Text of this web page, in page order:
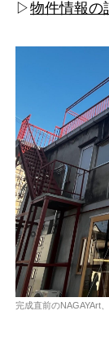
▷物件情報の
完成直前のNAGAYArt